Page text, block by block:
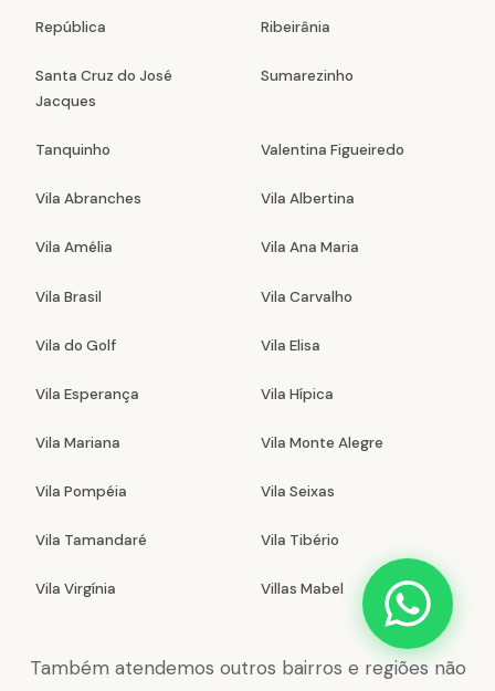
República Ribeirânia
Santa Cruz do José
Jacques
Sumarezinho
Tanquinho Valentina Figueiredo
Vila Abranches Vila Albertina
Vila Amélia Vila Ana Maria
Vila Brasil Vila Carvalho
Vila do Golf Vila Elisa
Vila Esperança Vila Hípica
Vila Mariana Vila Monte Alegre
Vila Pompéia Vila Seixas
Vila Tamandaré Vila Tibério
Vila Virgínia Villas Mabel
Também atendemos outros bairros e regiões não